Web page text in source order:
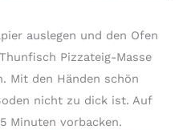
auslegen und den Ofen
Pizzateig-Masse
Mit den Händen schön
nicht zu dick ist. Auf
Minuten vorbacken.